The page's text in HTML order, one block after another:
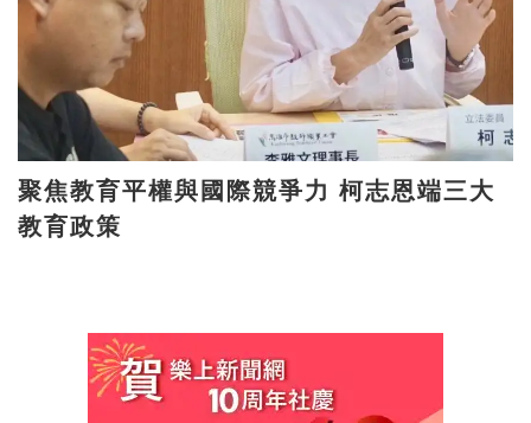
聚焦教育平權與國際競爭力 柯志恩端三大
教育政策